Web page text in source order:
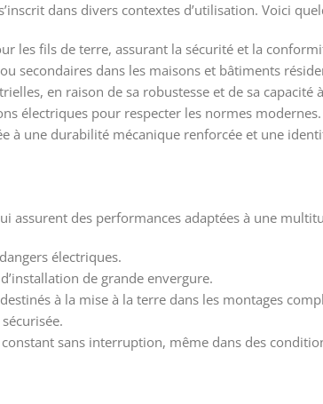
dans divers contextes d’utilisation. Voici
les fils de terre, assurant la sécurité et la
secondaires dans les maisons et bâtiments
en raison de sa robustesse et de sa capacité
électriques pour respecter les normes modernes.
à une durabilité mécanique renforcée et une
assurent des performances adaptées à une
électriques.
de grande envergure.
à la mise à la terre dans les montages
sans interruption, même dans des